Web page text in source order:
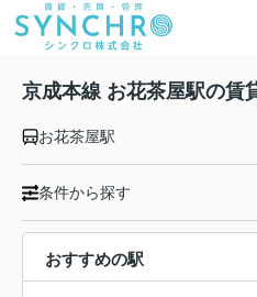
京成本線 お花茶屋駅の賃
お花茶屋駅
条件から探す
おすすめの駅